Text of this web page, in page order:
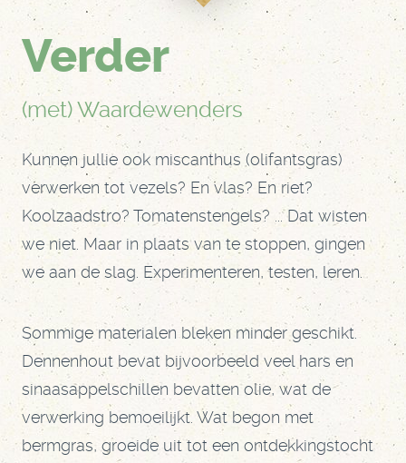
Verder
(met) Waardewenders
Kunnen jullie ook miscanthus (olifantsgras)
verwerken tot vezels? En vlas? En riet?
Koolzaadstro? Tomatenstengels? ... Dat wisten
we niet. Maar in plaats van te stoppen, gingen
we aan de slag. Experimenteren, testen, leren.
Sommige materialen bleken minder geschikt.
Dennenhout bevat bijvoorbeeld veel hars en
sinaasappelschillen bevatten olie, wat de
verwerking bemoeilijkt. Wat begon met
bermgras, groeide uit tot een ontdekkingstocht